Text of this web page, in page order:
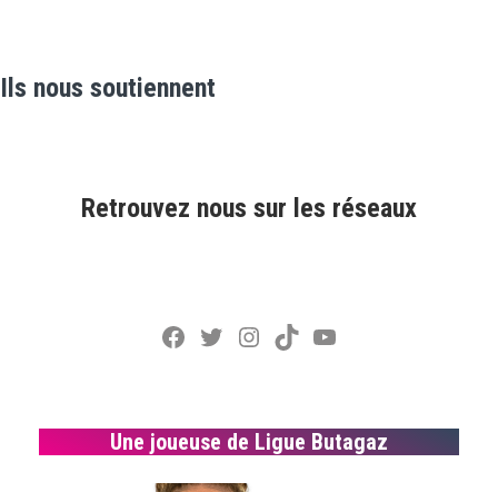
Ils nous soutiennent
Retrouvez nous sur les réseaux
Facebook
Twitter
Instagram
TikTokYouTube
Une joueuse de Ligue Butagaz